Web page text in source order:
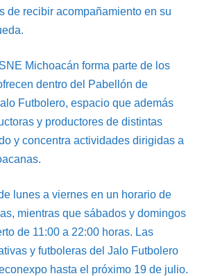
de recibir acompañamiento en su
Michoacán forma parte de los
dentro del Pabellón de
Futbolero, espacio que además
y productores de distintas
y concentra actividades dirigidas a
lunes a viernes en un horario de
mientras que sábados y domingos
de 11:00 a 22:00 horas. Las
y futboleras del Jalo Futbolero
hasta el próximo 19 de julio.